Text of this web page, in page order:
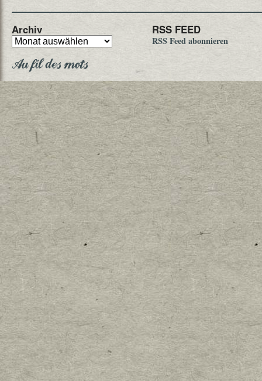
Archiv RSS FEED
RSS Feed abonnieren
Au fil des mots